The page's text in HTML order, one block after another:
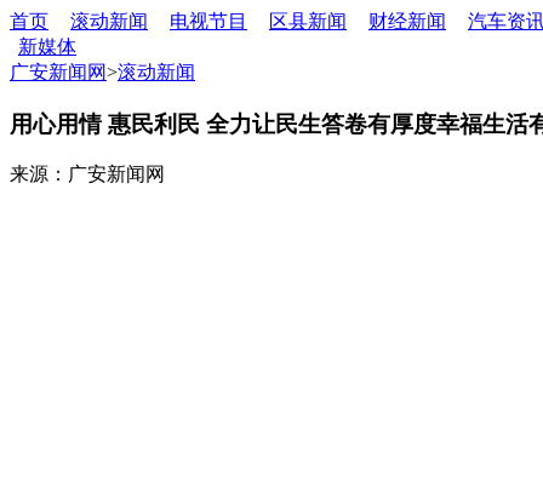
首页 滚动新闻 电视节目 区县新闻 财经新闻
汽车资
新媒体
广安新闻网>滚动新闻
用心用情 惠民利民 全力让民生答卷有厚度幸福生活
来源：广安新闻网